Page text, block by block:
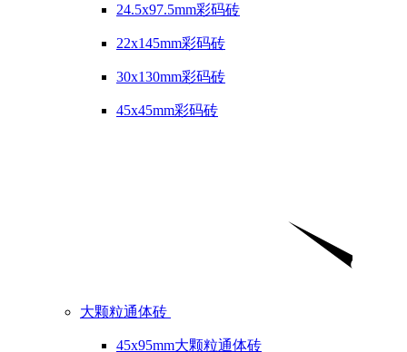
24.5x97.5mm彩码砖
22x145mm彩码砖
30x130mm彩码砖
45x45mm彩码砖
大颗粒通体砖
45x95mm大颗粒通体砖